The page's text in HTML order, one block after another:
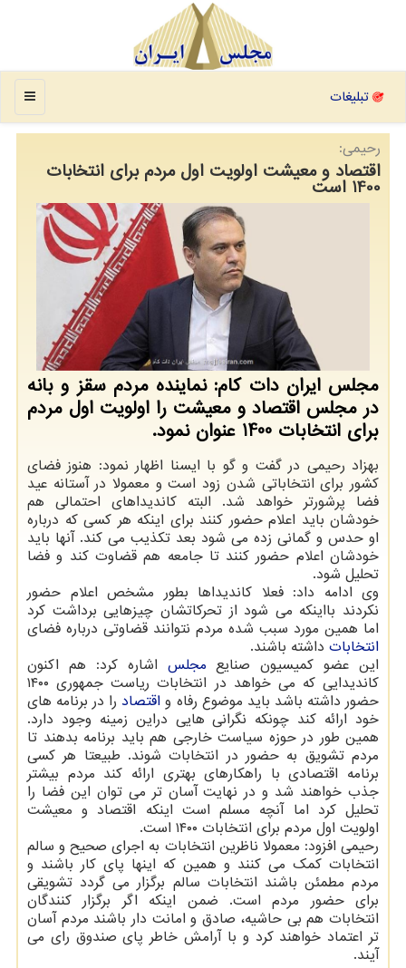
منو تبلیغات
رحیمی:
اقتصاد و معیشت اولویت اول مردم برای انتخابات
1400 است
مجلس ایران دات کام: نماینده مردم سقز و بانه
در مجلس اقتصاد و معیشت را اولویت اول مردم
برای انتخابات 1400 عنوان نمود.
بهزاد رحیمی در گفت و گو با ایسنا اظهار نمود: هنوز فضای
کشور برای انتخاباتی شدن زود است و معمولا در آستانه عید
فضا پرشورتر خواهد شد. البته کاندیداهای احتمالی هم
خودشان باید اعلام حضور کنند برای اینکه هر کسی که درباره
او حدس و گمانی زده می شود بعد تکذیب می کند. آنها باید
خودشان اعلام حضور کنند تا جامعه هم قضاوت کند و فضا
تحلیل شود.
وی ادامه داد: فعلا کاندیداها بطور مشخص اعلام حضور
نکردند بااینکه می شود از تحرکاتشان چیزهایی برداشت کرد
اما همین مورد سبب شده مردم نتوانند قضاوتی درباره فضای
انتخابات داشته باشند.
این عضو کمیسیون صنایع مجلس اشاره کرد: هم اکنون
کاندیدایی که می خواهد در انتخابات ریاست جمهوری ۱۴۰۰
حضور داشته باشد باید موضوع رفاه و اقتصاد را در برنامه های
خود ارائه کند چونکه نگرانی هایی دراین زمینه وجود دارد.
همین طور در حوزه سیاست خارجی هم باید برنامه بدهند تا
مردم تشویق به حضور در انتخابات شوند. طبیعتا هر کسی
برنامه اقتصادی با راهکارهای بهتری ارائه کند مردم بیشتر
جذب خواهند شد و در نهایت آسان تر می توان این فضا را
تحلیل کرد اما آنچه مسلم است اینکه اقتصاد و معیشت
اولویت اول مردم برای انتخابات ۱۴۰۰ است.
رحیمی افزود: معمولا ناظرین انتخابات به اجرای صحیح و سالم
انتخابات کمک می کنند و همین که اینها پای کار باشند و
مردم مطمئن باشند انتخابات سالم برگزار می گردد تشویقی
برای حضور مردم است. ضمن اینکه اگر برگزار کنندگان
انتخابات هم بی حاشیه، صادق و امانت دار باشند مردم آسان
تر اعتماد خواهند کرد و با آرامش خاطر پای صندوق رای می
آیند.